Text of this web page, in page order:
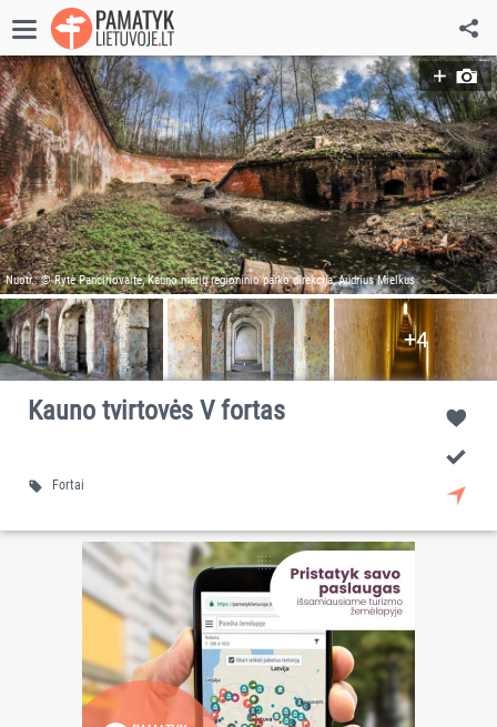
Kauno tvirtovės V fortas
Fortai
Nuotr.: © Rytė Panciriovaitė, Kauno marių regioninio parko direkcija, Audrius Mielkus
+4